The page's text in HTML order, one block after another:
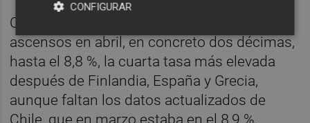
Colombia fue uno de los que registraron
ascensos en abril, en concreto dos décimas,
hasta el 8,8 %, la cuarta tasa más elevada
después de Finlandia, España y Grecia,
aunque faltan los datos actualizados de
Chile, que en marzo estaba en el 8,9 %.
CONFIGURAR